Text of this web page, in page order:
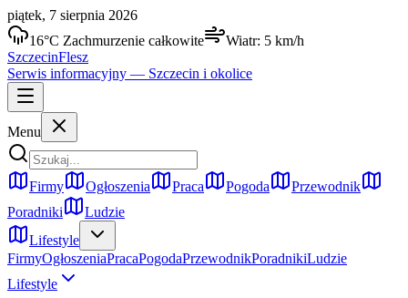
piątek, 7 sierpnia 2026
16°C Zachmurzenie całkowite Wiatr: 5 km/h
SzczecinFlesz
Serwis informacyjny — Szczecin i okolice
Menu
Firmy Ogłoszenia Praca Pogoda
Przewodnik
Poradniki
Ludzie
Lifestyle
FirmyOgłoszeniaPracaPogodaPrzewodnikPoradnikiLudzie
Lifestyle